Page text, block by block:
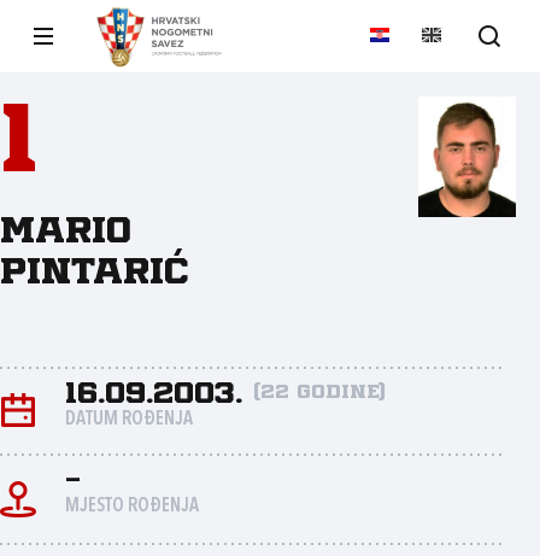
1
Mario
Pintarić
16.09.2003. (22 godine)
DATUM ROĐENJA
-
MJESTO ROĐENJA